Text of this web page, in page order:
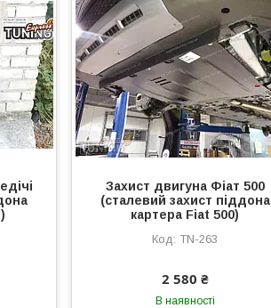
Захист двигуна Фіат 500
(сталевий захист піддона
картера Fiat 500)
TN-263
2 580 ₴
В наявності